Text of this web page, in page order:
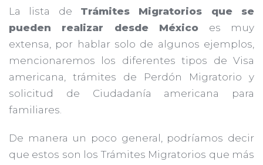
La lista de Trámites Migratorios que se
pueden realizar desde México es muy
extensa, por hablar solo de algunos ejemplos,
mencionaremos los diferentes tipos de Visa
americana, trámites de Perdón Migratorio y
solicitud de Ciudadanía americana para
familiares.
De manera un poco general, podríamos decir
que estos son los Trámites Migratorios que más